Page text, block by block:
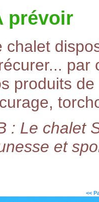
prévoir
chalet
par
produits
: Le chalet
et
<<